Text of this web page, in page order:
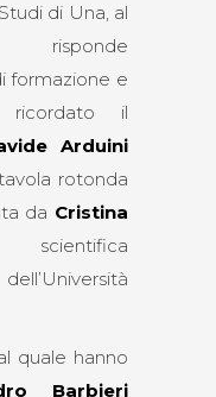
di Una, al
risponde
formazione e
il
Arduini
rotonda
da Cristina
scientifica
quale hanno
Barbieri